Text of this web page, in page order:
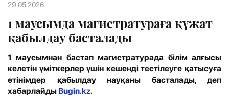
29.05.2026
1 маусымда магистратураға құжат
қабылдау басталады
1 маусымнан бастап магистратурада білім алғысы
келетін үміткерлер үшін кешенді тестілеуге қатысуға
өтінімдер қабылдау науқаны басталады, деп
хабарлайды Bugin.kz.